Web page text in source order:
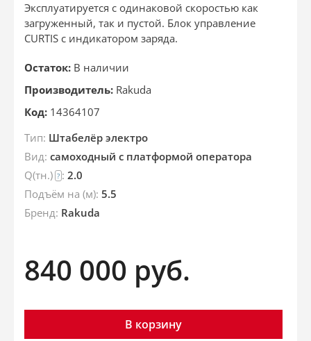
Эксплуатируется с одинаковой скоростью как
загруженный, так и пустой. Блок управление
CURTIS с индикатором заряда.
Остаток: В наличии
Производитель: Rakuda
Код: 14364107
Тип: Штабелёр электро
Вид: самоходный с платформой оператора
Q(тн.) ? : 2.0
Подъём на (м): 5.5
Бренд: Rakuda
840 000 руб.
В корзину